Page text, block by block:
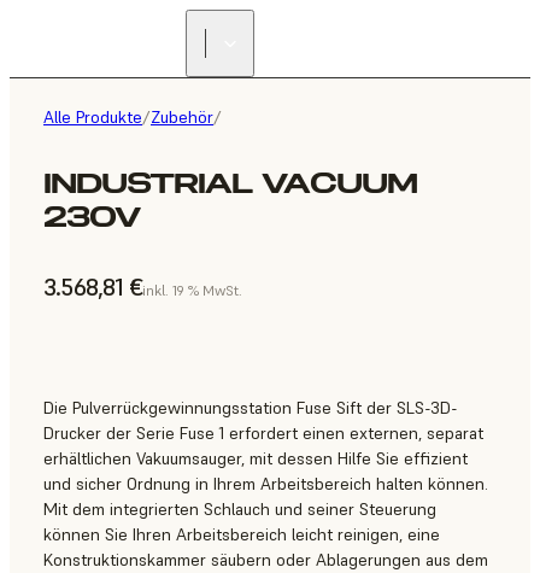
Alle Produkte/Zubehör/
INDUSTRIAL VACUUM
230V
3.568,81 €inkl. 19 % MwSt.
Die Pulverrückgewinnungsstation Fuse Sift der SLS-3D-
Drucker der Serie Fuse 1 erfordert einen externen, separat
erhältlichen Vakuumsauger, mit dessen Hilfe Sie effizient
und sicher Ordnung in Ihrem Arbeitsbereich halten können.
Mit dem integrierten Schlauch und seiner Steuerung
können Sie Ihren Arbeitsbereich leicht reinigen, eine
Konstruktionskammer säubern oder Ablagerungen aus dem